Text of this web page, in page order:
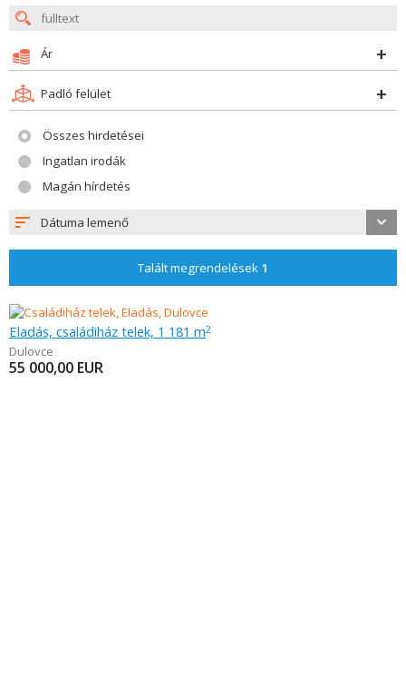
Ár
Padló felület
Összes hirdetései
Ingatlan irodák
Magán hírdetés
Dátuma lemenő
Talált megrendelések 1
Eladás, családiház telek, 1 181 m2
Dulovce
55 000,00 EUR